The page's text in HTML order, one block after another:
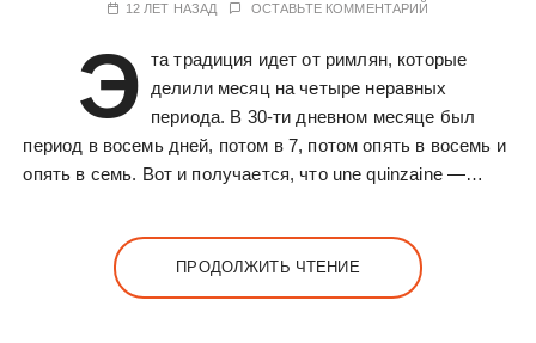
12 ЛЕТ НАЗАД ОСТАВЬТЕ КОММЕНТАРИЙ
Э та традиция идет от римлян, которые
делили месяц на четыре неравных
периода. В 30-ти дневном месяце был
период в восемь дней, потом в 7, потом опять в восемь и
опять в семь. Вот и получается, что une quinzaine —…
ПРОДОЛЖИТЬ ЧТЕНИЕ